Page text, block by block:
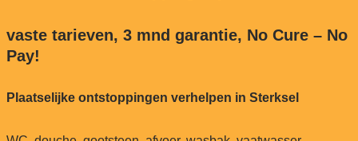
vaste tarieven, 3 mnd garantie, No Cure – No
Pay!
Plaatselijke ontstoppingen verhelpen in Sterksel